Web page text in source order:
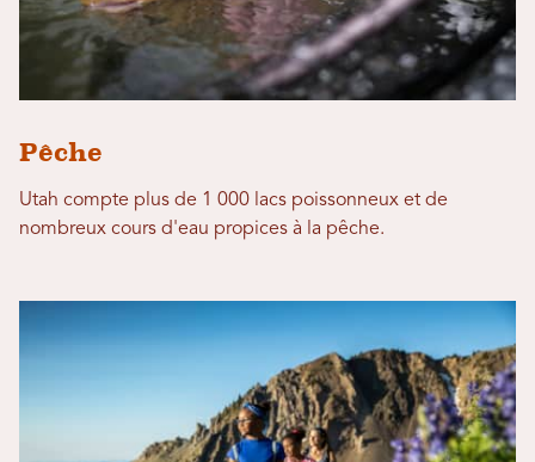
Pêche
Utah compte plus de 1 000 lacs poissonneux et de
nombreux cours d'eau propices à la pêche.